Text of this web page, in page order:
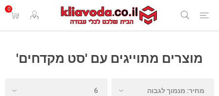
0
מוצרים מתוייגים עם 'סט מקדחים'